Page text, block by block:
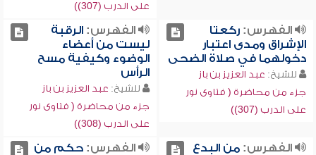
على الدرب (307))
الفهرس:ركعتا
الإشراق ومدى اعتبار
دخولهما في صلاة الضحى
للشيخ: عبد العزيز بن باز
جزء من محاضرة ( فتاوى نور
على الدرب (307))
الفهرس:الرقبة
ليست من أعضاء
الوضوء وكيفية مسح
الرأس
للشيخ: عبد العزيز بن باز
جزء من محاضرة ( فتاوى نور
على الدرب (308))
الفهرس:من البدع
الفهرس:حكم من